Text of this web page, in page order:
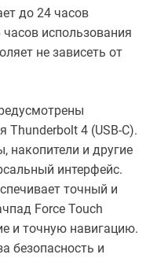
до 24 часов
использования
не зависеть от
4 (USB-C).
и другие
интерфейс.
точный и
Force Touch
и точную навигацию.
безопасность и